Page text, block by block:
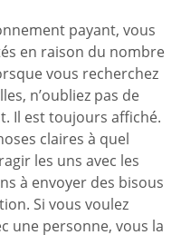
payant, vous
en raison du nombre
vous recherchez
n’oubliez pas de
Il est toujours affiché.
claires à quel
les uns avec les
à envoyer des bisous
Si vous voulez
une personne, vous la